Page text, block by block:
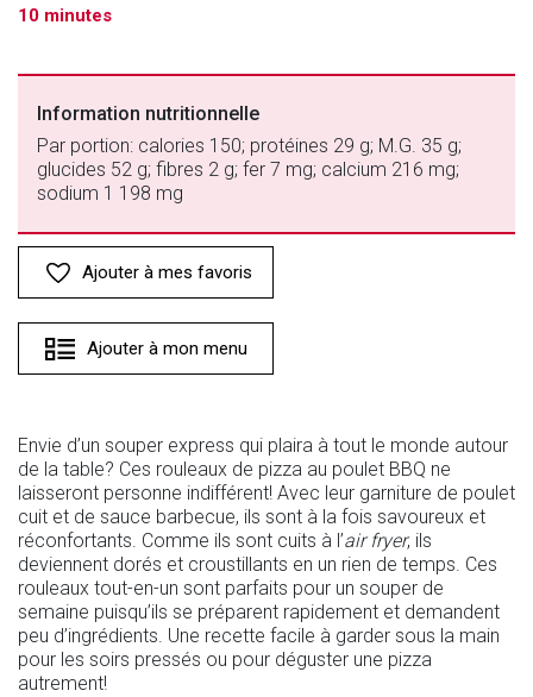
10 minutes
Information nutritionnelle
Par portion: calories 150; protéines 29 g; M.G. 35 g;
glucides 52 g; fibres 2 g; fer 7 mg; calcium 216 mg;
sodium 1 198 mg
Ajouter à mes favoris
Ajouter à mon menu
Envie d’un souper express qui plaira à tout le monde autour
de la table? Ces rouleaux de pizza au poulet BBQ ne
laisseront personne indifférent! Avec leur garniture de poulet
cuit et de sauce barbecue, ils sont à la fois savoureux et
réconfortants. Comme ils sont cuits à l’air fryer, ils
deviennent dorés et croustillants en un rien de temps. Ces
rouleaux tout-en-un sont parfaits pour un souper de
semaine puisqu’ils se préparent rapidement et demandent
peu d’ingrédients. Une recette facile à garder sous la main
pour les soirs pressés ou pour déguster une pizza
autrement!